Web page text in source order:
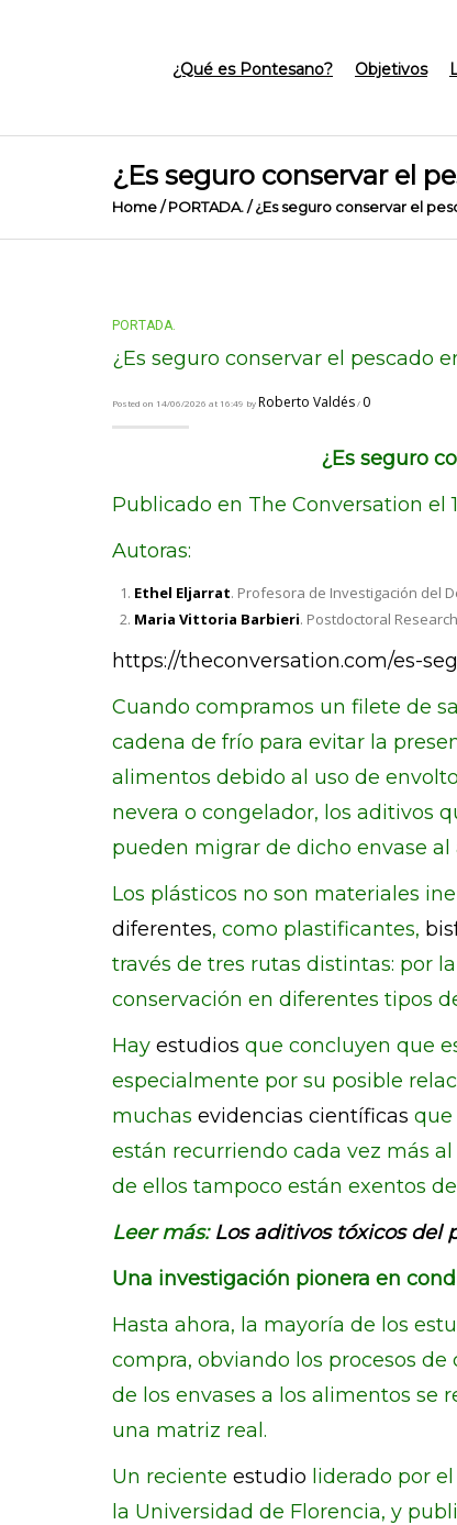
¿Qué es Pontesano? Objetivos
¿Es seguro conservar el
Home/ PORTADA./ ¿Es seguro conservar el
PORTADA.
¿Es seguro conservar el pescado
Posted on 14/06/2026 at 16:49 byRoberto Valdés/ 0
¿Es seguro
Publicado en The Conversation el
Autoras:
Ethel Eljarrat. Profesora de Investigación del
Maria Vittoria Barbieri. Postdoctoral
https://theconversation.com/es-
Cuando compramos un filete de
cadena de frío para evitar la
alimentos debido al uso de
nevera o congelador, los aditivos
pueden migrar de dicho envase al
Los plásticos no son materiales
diferentes, como plastificantes,
través de tres rutas distintas: por
conservación en diferentes tipos
Hay estudios que concluyen que
especialmente por su posible
muchas evidencias científicas que
están recurriendo cada vez más
de ellos tampoco están exentos
Leer más: Los aditivos tóxicos del
Una investigación pionera en
Hasta ahora, la mayoría de los
compra, obviando los procesos
de los envases a los alimentos
una matriz real.
Un reciente estudio liderado por
la Universidad de Florencia, y